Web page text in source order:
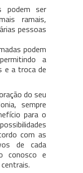
podem ser
ramais,
pessoas
podem
a
e a troca de
do seu
sempre
para o
com as
de cada
conosco e